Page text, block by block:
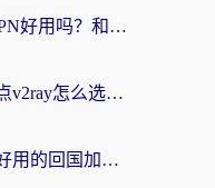
海外党必看：快帆TV版VPN好用吗？和快游VPN对比哪个回国效果更好？附实用避坑指南
海外党无忧指南：国内节点v2ray怎么选？一键回国VPN+多场景实测帮你避坑
海外党必看：如何选到最好用的回国加速器？从节点到售后的全维度指南